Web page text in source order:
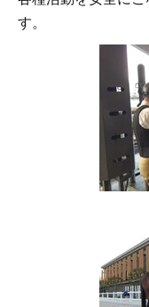
す。